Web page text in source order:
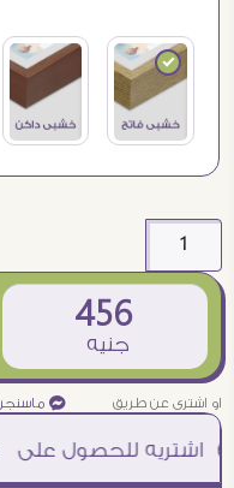
456
جنيه
او اشترى عن طريق ¥ ماسنجر
1046